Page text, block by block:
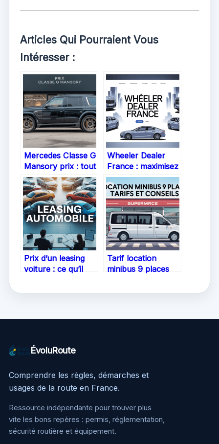
Articles Qui Pourraient Vous
Intéresser :
Mercedes Classe G
Mansory prix : tout
comprendre avant
d’acheter
Wheeler Dealer
France : maximisez
vos annonces de
voiture à vendre
Prix d’un leasing
voiture : ce qu’il
Tarif location
minibus 9 places
ÉvoluRoute
Comprendre les règles, démarches et
usages de la route en France.
Ressource indépendante pour trouver plus
vite les bons repères : permis, réglementation,
sécurité routière et équipement.